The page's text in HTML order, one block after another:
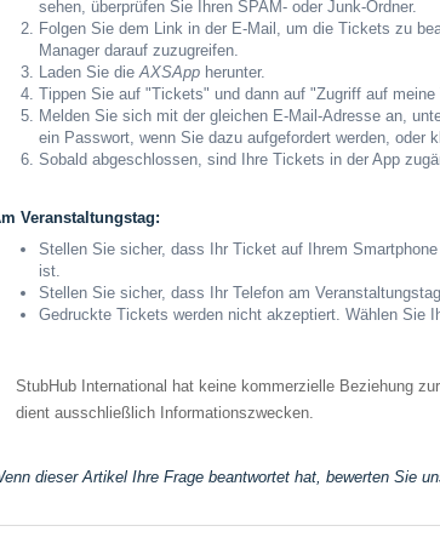
sehen, überprüfen Sie Ihren SPAM- oder Junk-Ordner.
Folgen Sie dem Link in der E-Mail, um die Tickets zu
Manager darauf zuzugreifen.
Laden Sie dieAXSApp herunter.
Tippen Sie auf "Tickets" und dann auf "Zugriff auf
Melden Sie sich mit der gleichen E-Mail-Adresse an,
ein Passwort, wenn Sie dazu aufgefordert werden,
Sobald abgeschlossen, sind Ihre Tickets in der App
Veranstaltungstag:
Stellen Sie sicher, dass Ihr Ticket auf Ihrem
ist.
Stellen Sie sicher, dass Ihr Telefon am
Gedruckte Tickets werden nicht akzeptiert. Wählen Sie
StubHub International hat keine kommerzielle Beziehung
dient ausschließlich Informationszwecken.
dieser Artikel Ihre Frage beantwortet hat, bewerten Sie